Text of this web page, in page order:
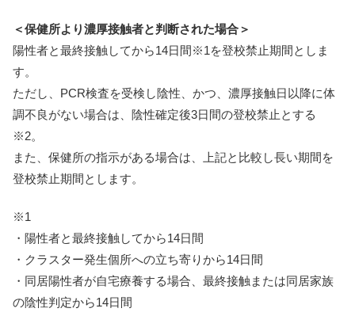
＜保健所より濃厚接触者と判断された場合＞
陽性者と最終接触してから14日間※1を登校禁止期間としま
す。
ただし、PCR検査を受検し陰性、かつ、濃厚接触日以降に体
調不良がない場合は、陰性確定後3日間の登校禁止とする
※2。
また、保健所の指示がある場合は、上記と比較し長い期間を
登校禁止期間とします。
※1
・陽性者と最終接触してから14日間
・クラスター発生個所への立ち寄りから14日間
・同居陽性者が自宅療養する場合、最終接触または同居家族
の陰性判定から14日間